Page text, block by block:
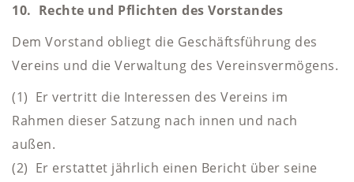
10. Rechte und Pflichten des Vorstandes
Dem Vorstand obliegt die Geschäftsführung des
Vereins und die Verwaltung des Vereinsvermögens.
(1) Er vertritt die Interessen des Vereins im
Rahmen dieser Satzung nach innen und nach
außen.
(2) Er erstattet jährlich einen Bericht über seine